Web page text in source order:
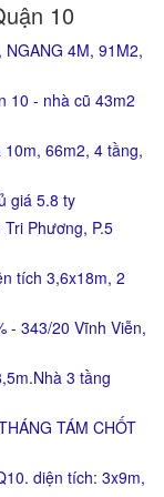
10
NGANG 4M, 91M2,
10 - nhà cũ 43m2
66m2, 4 tầng,
giá 5.8 ty
Phương, P.5
tích 3,6x18m, 2
- 343/20 Vĩnh Viễn,
3 tầng
TÁM CHỐT
diện tích: 3x9m,